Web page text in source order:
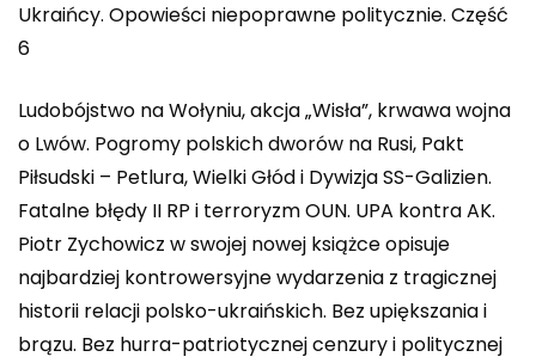
Ukraińcy. Opowieści niepoprawne politycznie. Część
6
Ludobójstwo na Wołyniu, akcja „Wisła”, krwawa wojna
o Lwów. Pogromy polskich dworów na Rusi, Pakt
Piłsudski – Petlura, Wielki Głód i Dywizja SS-Galizien.
Fatalne błędy II RP i terroryzm OUN. UPA kontra AK.
Piotr Zychowicz w swojej nowej książce opisuje
najbardziej kontrowersyjne wydarzenia z tragicznej
historii relacji polsko-ukraińskich. Bez upiększania i
brązu. Bez hurra-patriotycznej cenzury i politycznej